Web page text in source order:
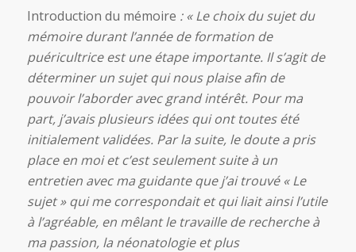
Introduction du mémoire : « Le choix du sujet du
mémoire durant l’année de formation de
puéricultrice est une étape importante. Il s’agit de
déterminer un sujet qui nous plaise afin de
pouvoir l’aborder avec grand intérêt. Pour ma
part, j’avais plusieurs idées qui ont toutes été
initialement validées. Par la suite, le doute a pris
place en moi et c’est seulement suite à un
entretien avec ma guidante que j’ai trouvé « Le
sujet » qui me correspondait et qui liait ainsi l’utile
à l’agréable, en mêlant le travaille de recherche à
ma passion, la néonatologie et plus